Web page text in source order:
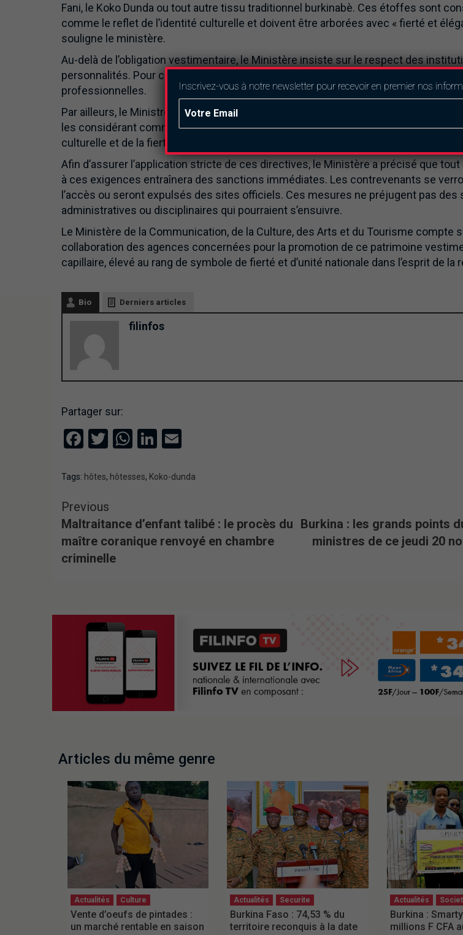
Fani, le Koko Dunda ou tout autre tissu traditionnel burkinabè. Ces étoffes sont
comme le reflet de l’identité culturelle et doivent être arborées avec « fierté et
souligne le ministère.
Au-delà de l’obligation vestimentaire, le Ministère insiste sur le respect des
personnalités. Pour ce faire, les tenues portées doivent être décentes, sobres et
professionnelles.
Par ailleurs, le Ministre encourage « fortement » les coiffures et coiffes
les considérant comme des éléments distinctifs qui participent à la valorisation de
culturelle et de la fierté nationale.
Afin d’assurer l’application stricte de ces directives, le Ministère a précisé que
à ces exigences entraînera des sanctions immédiates. Les contrevenants se
l’accès ou seront expulsés des sites officiels. Ces mesures ne préjugent pas des
administratives ou disciplinaires qui pourraient s’ensuivre.
Le Ministère de la Communication, de la Culture, des Arts et du Tourisme compte
collaboration des agences concernées pour la promotion de ce patrimoine
capillaire, élevé au rang de symbole de fierté et d’unité nationale dans l’esprit de la
Bio Derniers articles
filinfos
Partager sur:
Facebook
Twitter
WhatsApp
LinkedIn
Email
Tags: hôtes, hôtesses, Koko-dunda
Previous
Maltraitance d’enfant talibé : le procès du
maître coranique renvoyé en chambre
criminelle
Burkina : les grands points
ministres de ce jeudi 20
Articles du même genre
Actualités Culture
Vente d’oeufs de pintades :
un marché rentable en saison
Actualités Securite
Burkina Faso : 74,53 % du
territoire reconquis à la date
Actualités
Burkina :
millions F CFA
Inscrivez-vous à notre newsletter pour recevoir en premier nos